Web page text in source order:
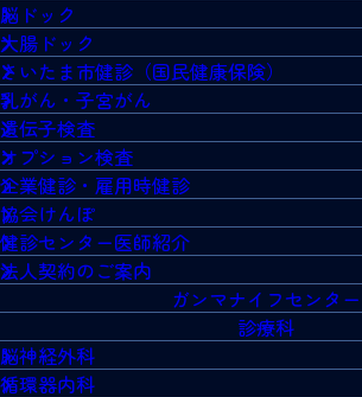
脳ドック
大腸ドック
さいたま市健診（国民健康保険）
乳がん・子宮がん
遺伝子検査
オプション検査
企業健診・雇用時健診
協会けんぽ
健診センター医師紹介
法人契約のご案内
ガンマナイフセンター
診療科
脳神経外科
循環器内科